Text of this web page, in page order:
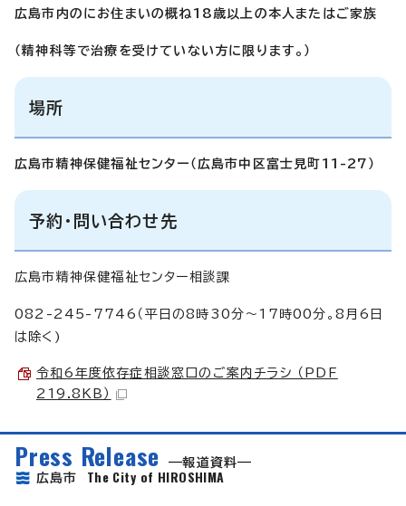
広島市内のにお住まいの概ね18歳以上の本人またはご家族
（精神科等で治療を受けていない方に限ります。）
場所
広島市精神保健福祉センター（広島市中区富士見町11-27）
予約・問い合わせ先
広島市精神保健福祉センター相談課
082-245-7746（平日の8時30分～17時00分。8月6日
は除く)
令和6年度依存症相談窓口のご案内チラシ （PDF
219.8KB）
Press Release
報道資料
広島市 The City of HIROSHIMA